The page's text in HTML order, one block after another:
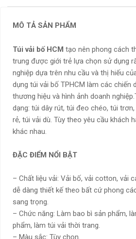
MÔ TẢ SẢN PHẨM
Túi vải bố HCM tạo nên phong cách
trung được giới trẻ lựa chọn sử dụng
nghiệp dựa trên nhu cầu và thị hiếu
dụng túi vải bố TPHCM làm các chiến
thương hiệu và hình ảnh doanh
dạng: túi dây rút, túi đeo chéo, túi
rẻ, túi vải dù. Tùy theo yêu cầu khách
khác nhau.
ĐẶC ĐIỂM NỔI BẬT
– Chất liệu vải: Vải bố, vải cotton, vải
dễ dàng thiết kế theo bất cứ phong
sang trọng.
– Chức năng: Làm bao bì sản phẩm,
phẩm, làm túi vải thời trang.
– Màu sắc: Tùy chọn.